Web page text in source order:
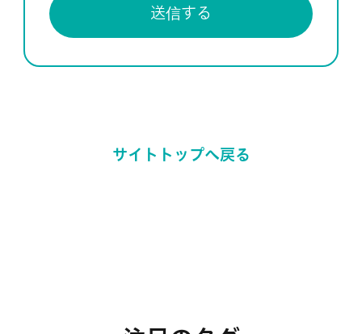
サイトトップへ戻る